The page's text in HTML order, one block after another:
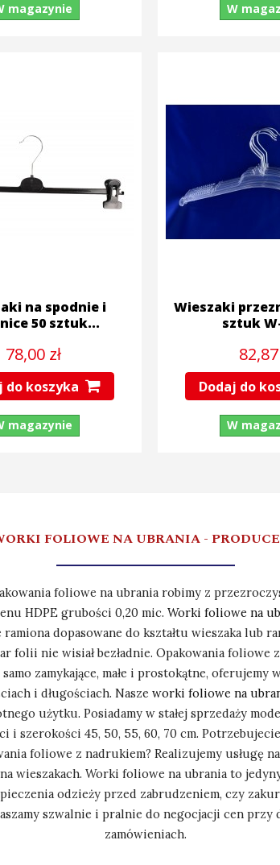
magazynie W
na spodnie i
50 sztuk...
78,00 zł
do koszyka
magazynie
Wieszaki
sztuk
82,87
Dodaj do
W
FOLIOWE NA UBRANIA -
foliowe na ubrania robimy z
HDPE grubości 0,20 mic. Worki foliowe na
ramiona dopasowane do kształtu wieszaka lub
folii nie wisiał bezładnie. Opakowania foliowe
samo zamykające, małe i prostokątne, oferujemy
i długościach. Nasze worki foliowe na
użytku. Posiadamy w stałej sprzedaży
i szerokości 45, 50, 55, 60, 70 cm.
foliowe z nadrukiem? Realizujemy usługę
wieszakach. Worki foliowe na ubrania to
odzieży przed zabrudzeniem, czy
szwalnie i pralnie do negocjacji cen przy
zamówieniach.